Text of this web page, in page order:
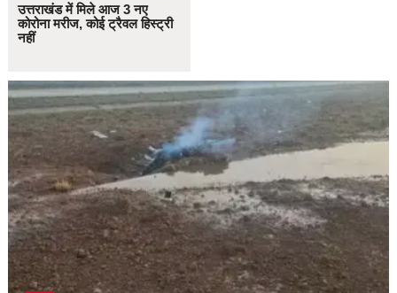
उत्तराखंड में मिले आज 3 नए
कोरोना मरीज, कोई ट्रैवल हिस्ट्री
नहीं